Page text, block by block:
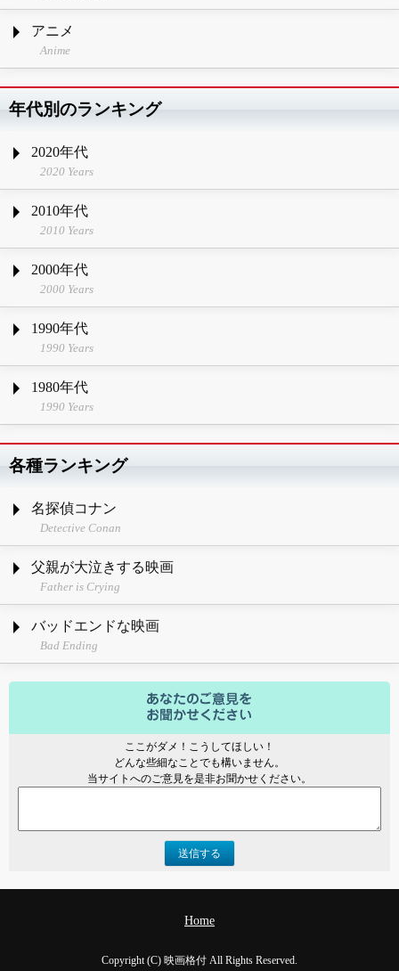
アニメ
Anime
年代別のランキング
2020年代
2020 Years
2010年代
2010 Years
2000年代
2000 Years
1990年代
1990 Years
1980年代
1990 Years
各種ランキング
名探偵コナン
Detective Conan
父親が大泣きする映画
Father is Crying
バッドエンドな映画
Bad Ending
ここがダメ！こうしてほしい！
どんな些細なことでも構いません。
当サイトへのご意見を是非お聞かせください。
送信する
Home
Copyright (C) 映画格付 All Rights Reserved.